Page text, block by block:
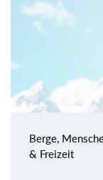
Berge,
& Freizeit